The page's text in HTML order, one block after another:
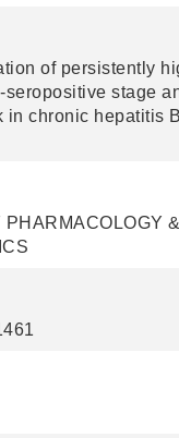
of persistently
seropositive stage
in chronic hepatitis
&